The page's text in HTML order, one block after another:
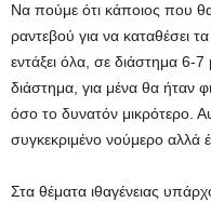
Να πούμε ότι κάποιος που θα
ραντεβού για να καταθέσει τα
εντάξει όλα, σε διάστημα 6-
διάστημα, για μένα θα ήταν
όσο το δυνατόν μικρότερο.
συγκεκριμένο νούμερο αλλά
Στα θέματα ιθαγένειας